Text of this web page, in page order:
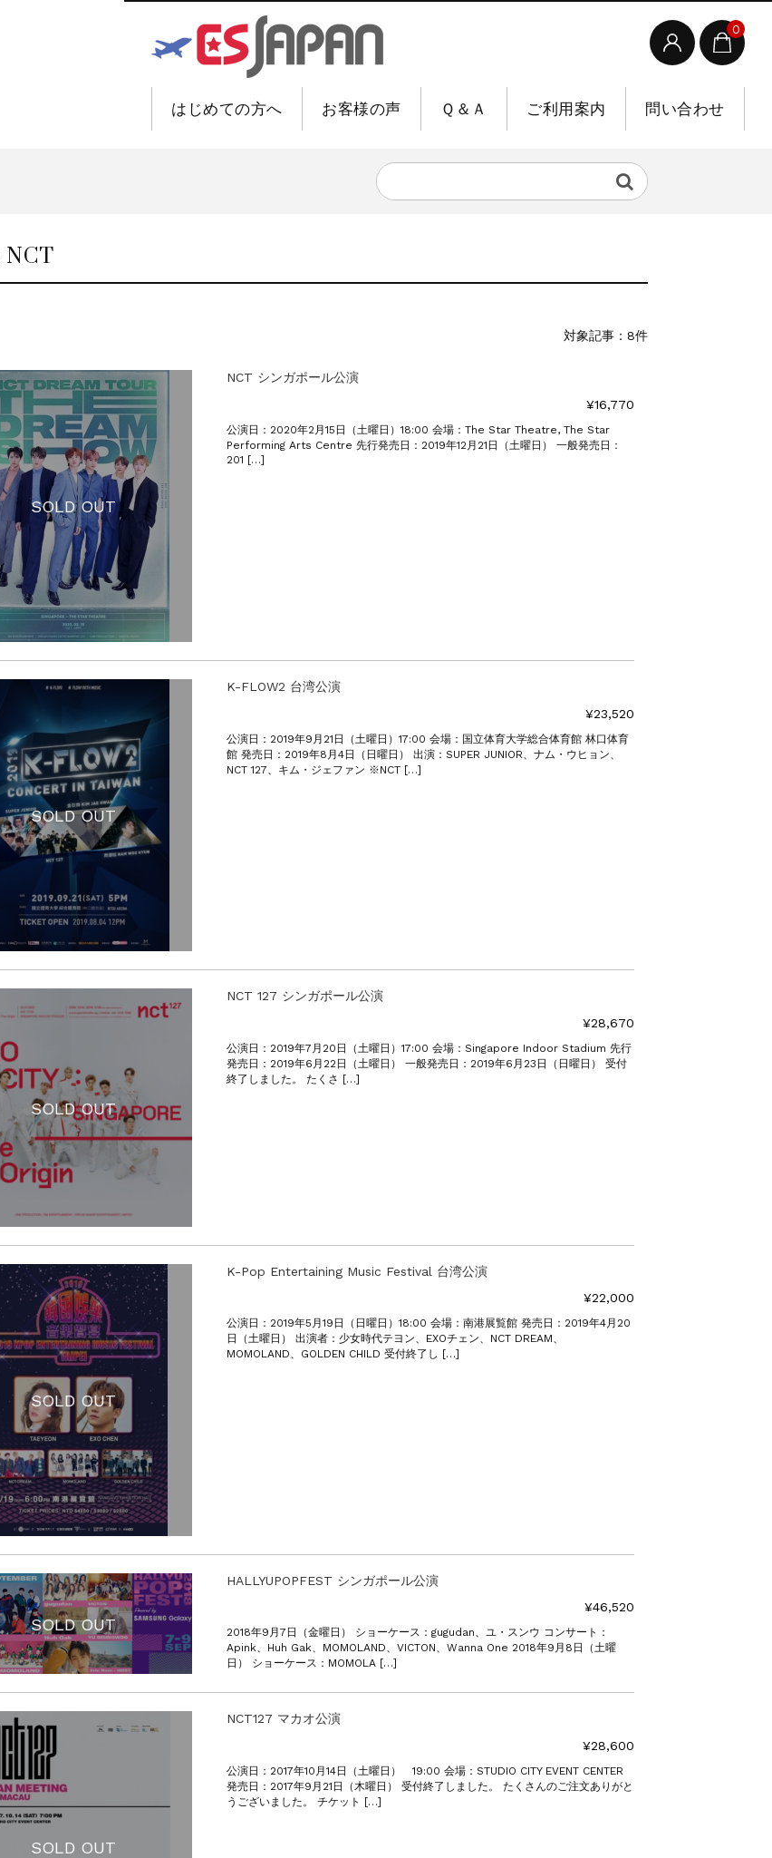
0
はじめての方へ お客様の声 Ｑ＆Ａ ご利用案内 問い合わせ
NCT
対象記事：8件
SOLD OUT
NCT シンガポール公演
¥16,770
公演日：2020年2月15日（土曜日）18:00 会場：The Star Theatre, The Star
Performing Arts Centre 先行発売日：2019年12月21日（土曜日） 一般発売日：
201 […]
SOLD OUT
K-FLOW2 台湾公演
¥23,520
公演日：2019年9月21日（土曜日）17:00 会場：国立体育大学総合体育館 林口体育
館 発売日：2019年8月4日（日曜日） 出演：SUPER JUNIOR、ナム・ウヒョン、
NCT 127、キム・ジェファン ※NCT […]
SOLD OUT
NCT 127 シンガポール公演
¥28,670
公演日：2019年7月20日（土曜日）17:00 会場：Singapore Indoor Stadium 先行
発売日：2019年6月22日（土曜日） 一般発売日：2019年6月23日（日曜日） 受付
終了しました。 たくさ […]
SOLD OUT
K-Pop Entertaining Music Festival 台湾公演
¥22,000
公演日：2019年5月19日（日曜日）18:00 会場：南港展覧館 発売日：2019年4月20
日（土曜日） 出演者：少女時代テヨン、EXOチェン、NCT DREAM、
MOMOLAND、GOLDEN CHILD 受付終了し […]
SOLD OUT
HALLYUPOPFEST シンガポール公演
¥46,520
2018年9月7日（金曜日） ショーケース：gugudan、ユ・スンウ コンサート：
Apink、Huh Gak、MOMOLAND、VICTON、Wanna One 2018年9月8日（土曜
日） ショーケース：MOMOLA […]
SOLD OUT
NCT127 マカオ公演
¥28,600
公演日：2017年10月14日（土曜日） 19:00 会場：STUDIO CITY EVENT CENTER
発売日：2017年9月21日（木曜日） 受付終了しました。 たくさんのご注文ありがと
うございました。 チケット […]